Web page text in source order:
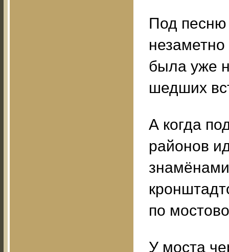
Под песню
была уже
шедших
А когда
районов
по
У моста